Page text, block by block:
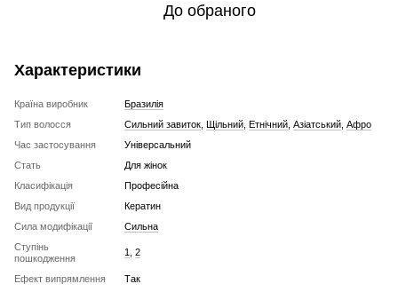
До обраного
Характеристики
Країна виробник
Бразилія
Тип волосся
Сильний завиток Щільний Етнічний Азіатський Афро
Час застосування
Універсальний
Стать
Для жінок
Класифікація
Професійна
Вид продукції
Кератин
Сила модифікації
Сильна
Ступінь
пошкодження
1 2
Ефект випрямлення
Так